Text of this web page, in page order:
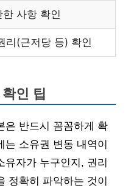
사항 확인
리(근저당 등) 확인
인 팁
은 반드시 꼼꼼하게 확
소유권 변동 내역이
자가 누구인지, 권리
정확히 파악하는 것이